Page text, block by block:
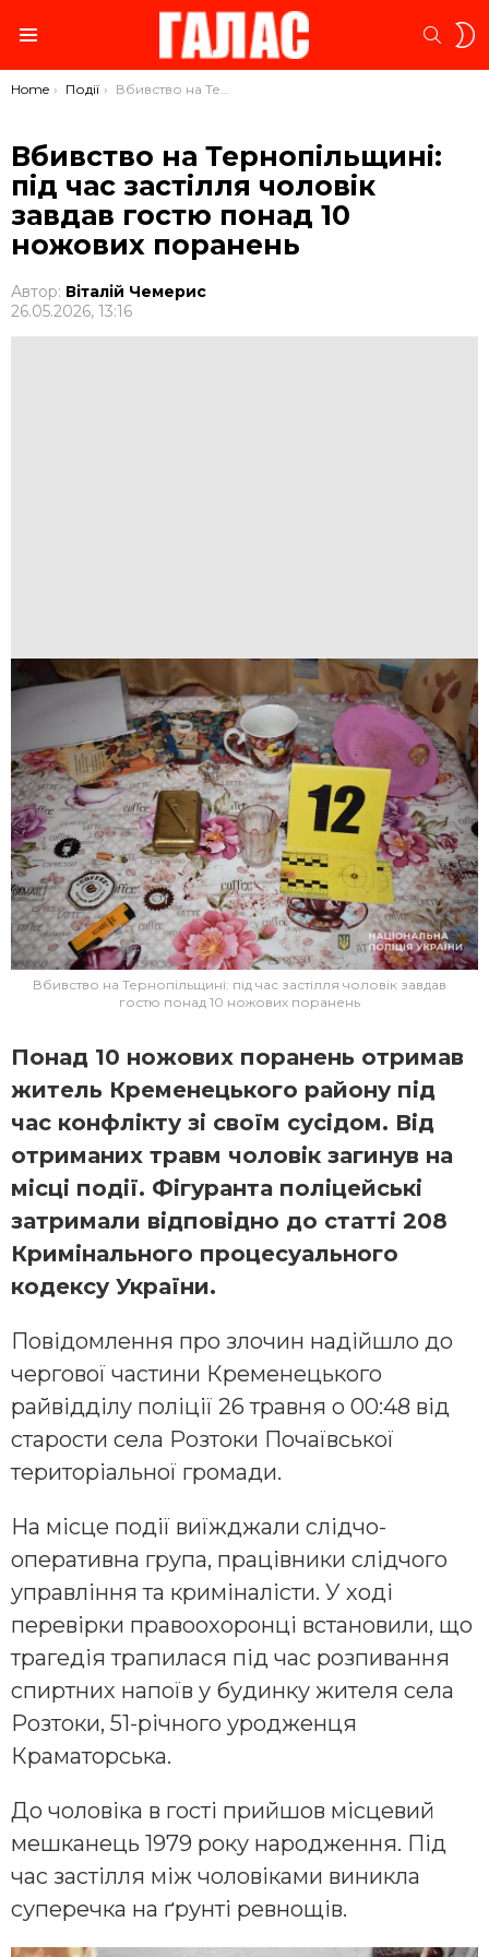
You are here:
Home Події Вбивство на Тернопільщині: під час застілля чоловік завдав гостю понад 10 ножових поранень
Вбивство на Тернопільщині:
під час застілля чоловік
завдав гостю понад 10
ножових поранень
Автор: Віталій Чемерис
26.05.2026, 13:16
Вбивство на Тернопільщині: під час застілля чоловік завдав
гостю понад 10 ножових поранень
Понад 10 ножових поранень отримав
житель Кременецького району під
час конфлікту зі своїм сусідом. Від
отриманих травм чоловік загинув на
місці події. Фігуранта поліцейські
затримали відповідно до статті 208
Кримінального процесуального
кодексу України.
Повідомлення про злочин надійшло до
чергової частини Кременецького
райвідділу поліції 26 травня о 00:48 від
старости села Розтоки Почаївської
територіальної громади.
На місце події виїжджали слідчо-
оперативна група, працівники слідчого
управління та криміналісти. У ході
перевірки правоохоронці встановили, що
трагедія трапилася під час розпивання
спиртних напоїв у будинку жителя села
Розтоки, 51-річного уродженця
Краматорська.
До чоловіка в гості прийшов місцевий
мешканець 1979 року народження. Під
час застілля між чоловіками виникла
суперечка на ґрунті ревнощів.